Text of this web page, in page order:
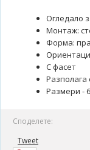
Огледало
Монтаж:
Форма:
С фасет
Разполага
Размери -
Споделете:
Tweet